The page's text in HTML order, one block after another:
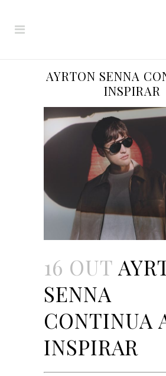
AYRTON SENNA
INSPIRAR
16 OUT
SENNA
CONTINUA
INSPIRAR